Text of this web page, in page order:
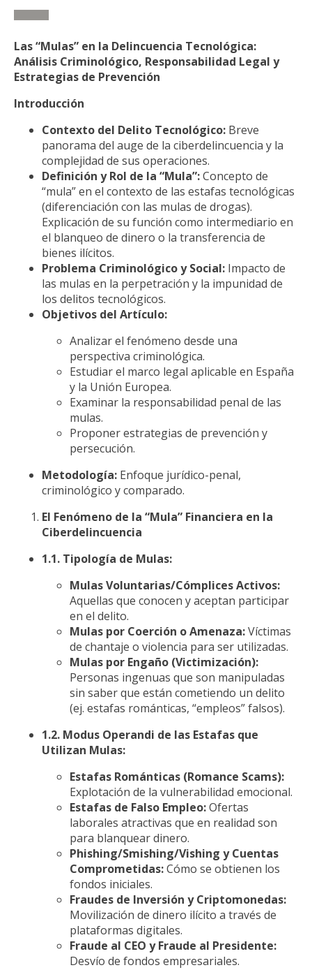
Las “Mulas” en la Delincuencia Tecnológica:
Análisis Criminológico, Responsabilidad Legal y
Estrategias de Prevención
Introducción
Contexto del Delito Tecnológico: Breve
panorama del auge de la ciberdelincuencia y la
complejidad de sus operaciones.
Definición y Rol de la “Mula”:Concepto de
“mula” en el contexto de las estafas tecnológicas
(diferenciación con las mulas de drogas).
Explicación de su función como intermediario en
el blanqueo de dinero o la transferencia de
bienes ilícitos.
Problema Criminológico y Social: Impacto de
las mulas en la perpetración y la impunidad de
los delitos tecnológicos.
Objetivos del Artículo:
Analizar el fenómeno desde una
perspectiva criminológica.
Estudiar el marco legal aplicable en España
y la Unión Europea.
Examinar la responsabilidad penal de las
mulas.
Proponer estrategias de prevención y
persecución.
Metodología: Enfoque jurídico-penal,
criminológico y comparado.
El Fenómeno de la “Mula” Financiera en la
Ciberdelincuencia
1.1. Tipología de Mulas:
Mulas Voluntarias/Cómplices Activos:
Aquellas que conocen y aceptan participar
en el delito.
Mulas por Coerción o Amenaza:Víctimas
de chantaje o violencia para ser utilizadas.
Mulas por Engaño (Victimización):
Personas ingenuas que son manipuladas
sin saber que están cometiendo un delito
(ej. estafas románticas, “empleos” falsos).
1.2. Modus Operandi de las Estafas que
Utilizan Mulas:
Estafas Románticas (Romance Scams):
Explotación de la vulnerabilidad emocional.
Estafas de Falso Empleo:Ofertas
laborales atractivas que en realidad son
para blanquear dinero.
Phishing/Smishing/Vishing y Cuentas
Comprometidas:Cómo se obtienen los
fondos iniciales.
Fraudes de Inversión y Criptomonedas:
Movilización de dinero ilícito a través de
plataformas digitales.
Fraude al CEO y Fraude al Presidente:
Desvío de fondos empresariales.